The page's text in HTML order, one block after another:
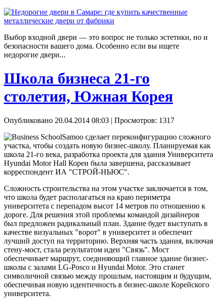
Выбор входной двери — это вопрос не только эстетики, но и
безопасности вашего дома. Особенно если вы ищете
недорогие двери...
Школа бизнеса 21-го
столетия, Южная Корея
Опубликовано 20.04.2014 08:03 | Просмотров: 1317
Samoo сделает переконфигурацию сложного
участка, чтобы создать новую бизнес-школу. Планируемая как
школа 21-го века, разработка проекта для здания Университета
Hyundai Motor Hall Кореи была завершена, рассказывает
корреспондент ИА "СТРОЙ-НЬЮС".
Сложность строительства на этом участке заключается в том,
что школа будет располагаться на краю периметра
университета с перепадом высот 14 метров по отношению к
дороге. Для решения этой проблемы командой дизайнеров
был предложен радикальный план. Здание будет выступать в
качестве визуальных "ворот" в университет и обеспечит
лучший доступ на территорию. Верхняя часть здания, включая
стену-мост, стала результатом идеи "Связь". Мост
обеспечивает маршрут, соединяющий главное здание бизнес-
школы с залами LG-Posco и Hyundai Motor. Это станет
символичной связью между прошлым, настоящим и будущим,
обеспечивая новую идентичность в бизнес-школе Корейского
университета.